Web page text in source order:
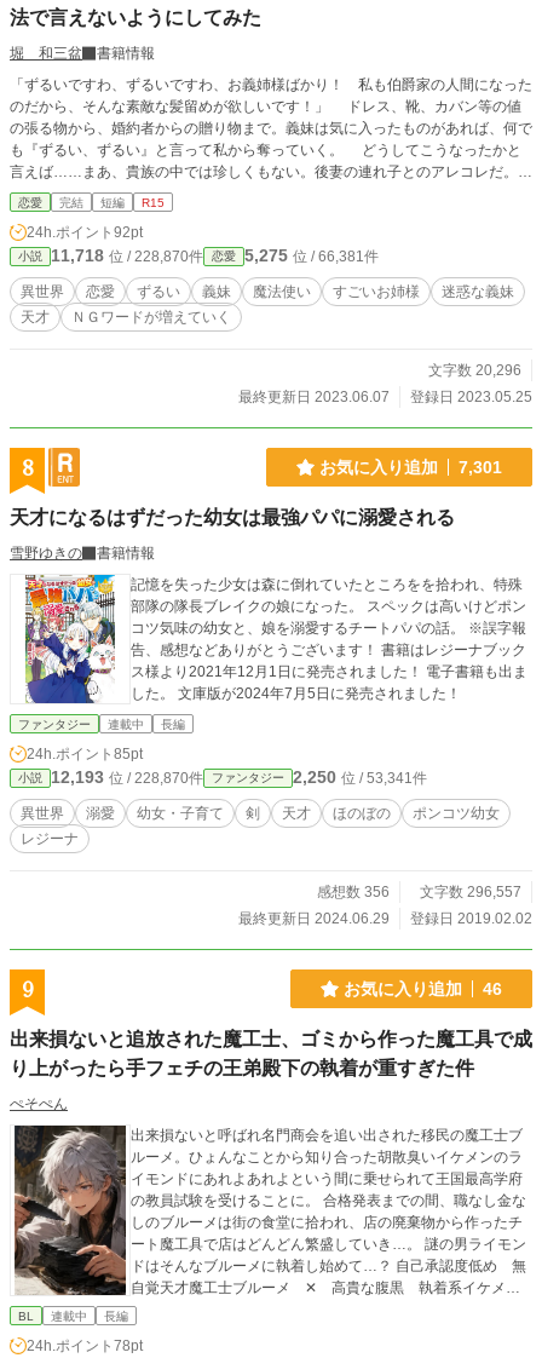
圧倒的な経済力、そして大衆を動かすメディアの力を手にし
時代を裏から動かし、やがて来る「新たな国家の建国」の立
役者へ。 そして、その国の最高額紙幣（100ドル札）に描か
れたのは、かつてすべてを奪われ追放された、あの少年の肖
像画だった――。 これは、学校を中退させられた一人の少年
が、徹底した合理主義とメディアの力で世界のパワーバラン
スをひっくり返し、建国の父、そして最高額紙幣の「顔」へ
と登り詰める、実話をベースにした痛快無比な歴史・伝記ハ
ックストーリー！
法で言えないようにしてみた
堀 和三盆
書籍情報
「ずるいですわ、ずるいですわ、お義姉様ばかり！ 私も伯爵家の人間になった
のだから、そんな素敵な髪留めが欲しいです！」 ドレス、靴、カバン等の値
の張る物から、婚約者からの贈り物まで。義妹は気に入ったものがあれば、何で
も『ずるい、ずるい』と言って私から奪っていく。 どうしてこうなったかと
言えば……まあ、貴族の中では珍しくもない。後妻の連れ子とのアレコレだ。お
父様に相談しても「いいから『ずるい』と言われたら義妹に譲ってあげなさい」
と、話にならない。仕方なく義妹の欲しがるものは渡しているが、いい加減それ
も面倒になってきた。 ――何でも欲しがる義妹が『ずるい』とうるさいの
で。 ここは手っ取り早く魔法使いに頼んで。 義妹が『ずるい』と言えない
ように魔法をかけてもらうことにした。
恋愛 完結 短編 R15
24h.ポイント 92pt
小説 11,718 位 / 228,870件 恋愛 5,275 位 / 66,381件
異世界 恋愛 ずるい 義妹 魔法使い すごいお姉様
迷惑な義妹
天才
ＮＧワードが増えていく
文字数 20,296
最終更新日 2023.06.07
登録日 2023.05.25
8 お気に入り追加 7,301
天才になるはずだった幼女は最強パパに溺愛される
雪野ゆきの
書籍情報
記憶を失った少女は森に倒れていたところをを拾われ、特殊
部隊の隊長ブレイクの娘になった。 スペックは高いけどポン
コツ気味の幼女と、娘を溺愛するチートパパの話。 ※誤字報
告、感想などありがとうございます！ 書籍はレジーナブック
ス様より2021年12月1日に発売されました！ 電子書籍も出ま
した。 文庫版が2024年7月5日に発売されました！
ファンタジー 連載中 長編
24h.ポイント 85pt
小説 12,193 位 / 228,870件 ファンタジー 2,250 位 / 53,341件
異世界 溺愛 幼女・子育て 剣 天才 ほのぼの
ポンコツ幼女
レジーナ
感想数 356
文字数 296,557
最終更新日 2024.06.29
登録日 2019.02.02
9 お気に入り追加 46
出来損ないと追放された魔工士、ゴミから作った魔工具で成
り上がったら手フェチの王弟殿下の執着が重すぎた件
ぺそぺん
出来損ないと呼ばれ名門商会を追い出された移民の魔工士ブ
ルーメ。ひょんなことから知り合った胡散臭いイケメンのラ
イモンドにあれよあれよという間に乗せられて王国最高学府
の教員試験を受けることに。 合格発表までの間、職なし金な
しのブルーメは街の食堂に拾われ、店の廃棄物から作ったチ
ート魔工具で店はどんどん繁盛していき…。 謎の男ライモン
ドはそんなブルーメに執着し始めて…？ 自己承認度低め 無
自覚天才魔工士ブルーメ ✕ 高貴な腹黒 執着系イケメン
権力者ライモンドのBLファンタジー 二部を改稿するので一部
BL 連載中 長編
24h.ポイント 78pt